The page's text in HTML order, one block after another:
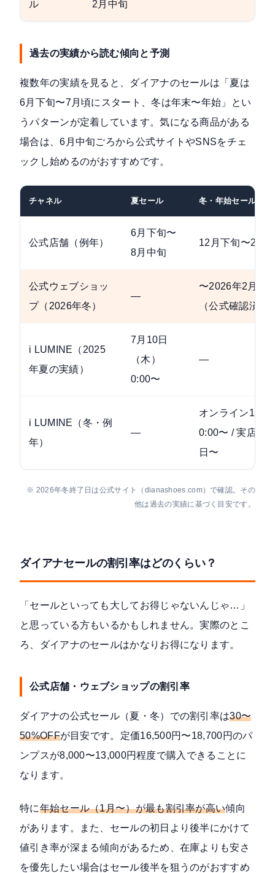
ル 2月中旬
過去の実績から読む傾向と予測
複数年の実績を見ると、ダイアナのセールは「夏は
6月下旬〜7月頃にスタート、冬は年末〜年始」とい
うパターンが定着しています。気になる商品がある
場合は、6月中旬ごろから公式サイトやSNSをチェ
ックし始めるのがおすすめです。
チャネル 夏セール 冬・年始セール
公式店舗（例年）
6月下旬〜
8月中旬
12月下旬〜2月
公式ウェブショッ
プ（2026年冬）
—
〜2026年2月16
（公式確認済み
i LUMINE（2025
年夏の実績）
7月10日
（木）
0:00〜
—
i LUMINE（冬・例
年）
—
オンライン1月1
0:00〜 / 実店舗1
日〜
※ 2026年冬終了日は公式サイト（dianashoes.com）で確認。その
他は過去の実績に基づく目安です。
ダイアナセールの割引率はどのくらい？
「セールといっても大してお得じゃないんじゃ…」
と思っている方もいるかもしれません。実際のとこ
ろ、ダイアナのセールはかなりお得になります。
公式店舗・ウェブショップの割引率
ダイアナの公式セール（夏・冬）での割引率は30〜
50%OFFが目安です。定価16,500円〜18,700円のパ
ンプスが8,000〜13,000円程度で購入できることに
なります。
特に年始セール（1月〜）が最も割引率が高い傾向
があります。また、セールの初日より後半にかけて
値引き率が深まる傾向があるため、在庫よりも安さ
を優先したい場合はセール後半を狙うのがおすすめ